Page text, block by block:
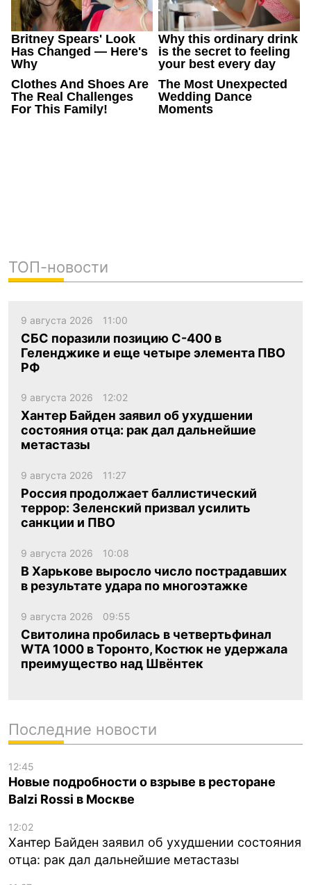
ТОП-новости
9 августа 2026 11:00
СБС поразили позицию С-400 в
Геленджике и еще четыре элемента ПВО
РФ
9 августа 2026 12:02
Хантер Байден заявил об ухудшении
состояния отца: рак дал дальнейшие
метастазы
9 августа 2026 11:27
Россия продолжает баллистический
террор: Зеленский призвал усилить
санкции и ПВО
9 августа 2026 10:08
В Харькове выросло число пострадавших
в результате удара по многоэтажке
9 августа 2026 09:55
Свитолина пробилась в четвертьфинал
WTA 1000 в Торонто, Костюк не удержала
преимущество над Швёнтек
Последние новости
12:45
Новые подробности о взрыве в ресторане
Balzi Rossi в Москве
12:02
Хантер Байден заявил об ухудшении состояния
отца: рак дал дальнейшие метастазы